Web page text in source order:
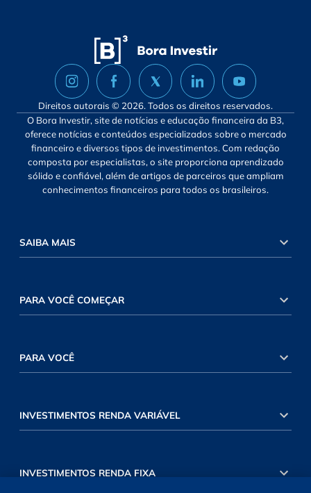
Direitos autorais © 2026. Todos os direitos reservados.
O Bora Investir, site de notícias e educação financeira da B3,
oferece notícias e conteúdos especializados sobre o mercado
financeiro e diversos tipos de investimentos. Com redação
composta por especialistas, o site proporciona aprendizado
sólido e confiável, além de artigos de parceiros que ampliam
conhecimentos financeiros para todos os brasileiros.
SAIBA MAIS
PARA VOCÊ COMEÇAR
PARA VOCÊ
INVESTIMENTOS RENDA VARIÁVEL
INVESTIMENTOS RENDA FIXA